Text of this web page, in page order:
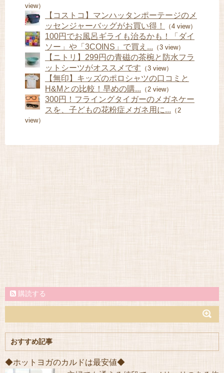
view）
【コストコ】マンハッタンポーテージのメ
ッセンジャーバッグがお買い得！
（4 view）
100円でお風呂ギライも治るかも！「ダイ
ソー」や「3COINS」で買え... （3 view）
【ニトリ】299円の青磁の茶椀と防水フラ
ットシーツがオススメです （3 view）
【無印】キッズのポロシャツの口コミと
H&Mとの比較！早めの購... （2 view）
300円！フライングタイガーのメガネケー
スを、子どもの花粉症メガネ用に... （2
view）
購読する
おすすめ記事
◆ホットヨガのカルドは最安値◆